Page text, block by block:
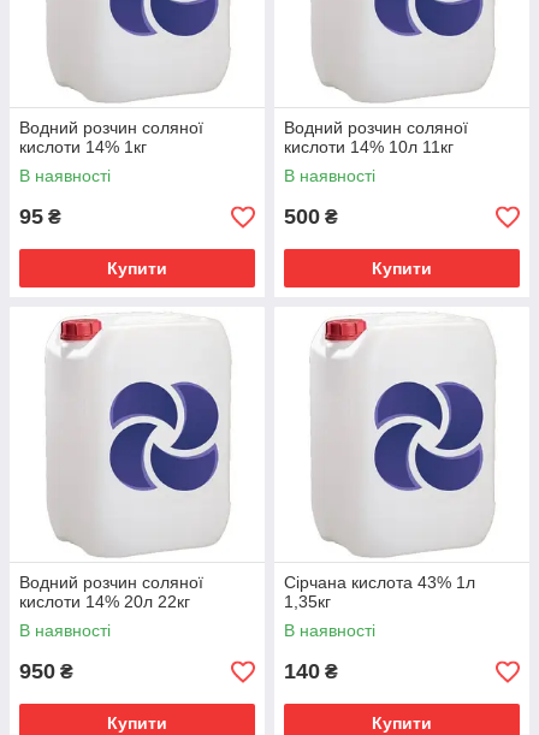
Водний розчин соляної
кислоти 14% 1кг
В наявності
95 ₴
Купити
Водний розчин соляної
кислоти 14% 10л 11кг
В наявності
500 ₴
Купити
Водний розчин соляної
кислоти 14% 20л 22кг
В наявності
950 ₴
Купити
Сірчана кислота 43% 1л
1,35кг
В наявності
140 ₴
Купити